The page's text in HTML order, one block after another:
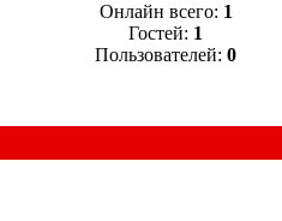
Онлайн всего: 1
Гостей: 1
Пользователей: 0